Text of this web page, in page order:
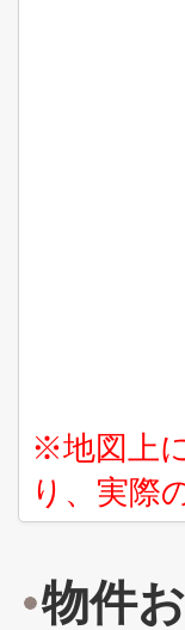
※地図上
り、実際
物件